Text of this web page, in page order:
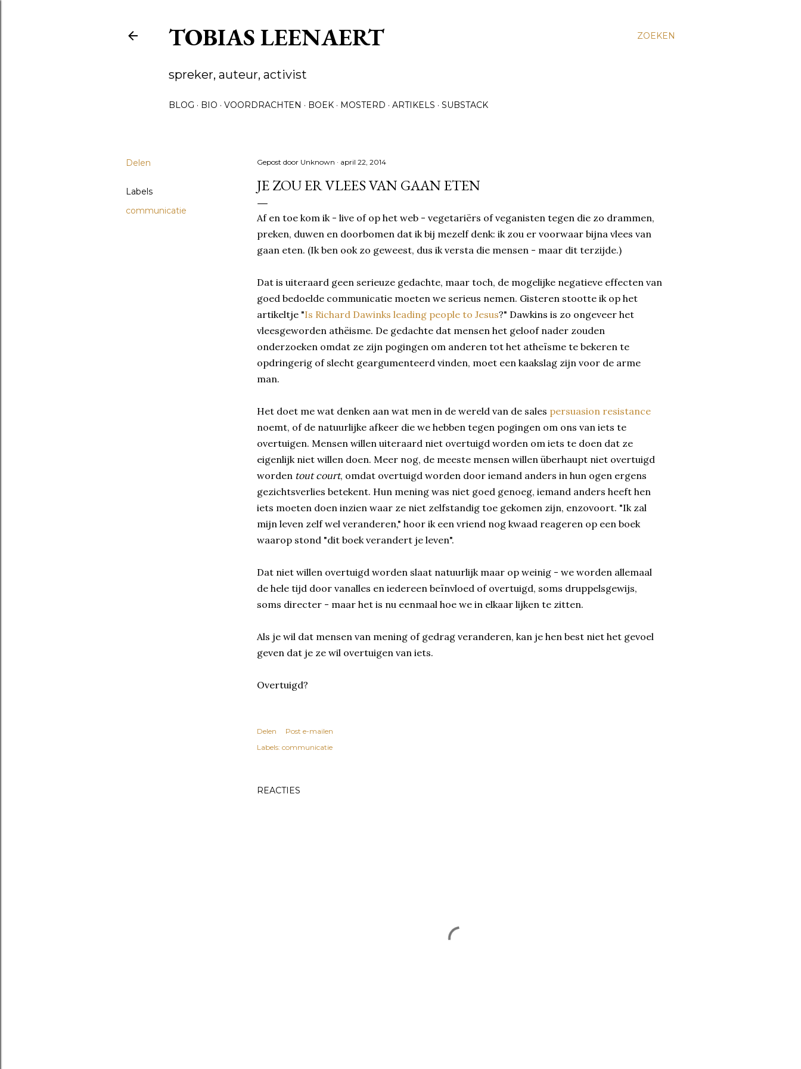
ZOEKEN
TOBIAS LEENAERT
spreker, auteur, activist
BLOG BIO VOORDRACHTEN BOEK MOSTERD ARTIKELS SUBSTACK
Delen
Labels
communicatie
Gepost door Unknown april 22, 2014
JE ZOU ER VLEES VAN GAAN ETEN
Af en toe kom ik - live of op het web - vegetariërs of veganisten tegen die zo drammen,
preken, duwen en doorbomen dat ik bij mezelf denk: ik zou er voorwaar bijna vlees van
gaan eten. (Ik ben ook zo geweest, dus ik versta die mensen - maar dit terzijde.)
Dat is uiteraard geen serieuze gedachte, maar toch, de mogelijke negatieve effecten van
goed bedoelde communicatie moeten we serieus nemen. Gisteren stootte ik op het
artikeltje "Is Richard Dawinks leading people to Jesus?" Dawkins is zo ongeveer het
vleesgeworden athëisme. De gedachte dat mensen het geloof nader zouden
onderzoeken omdat ze zijn pogingen om anderen tot het atheïsme te bekeren te
opdringerig of slecht geargumenteerd vinden, moet een kaakslag zijn voor de arme
man.
Het doet me wat denken aan wat men in de wereld van de sales persuasion resistance
noemt, of de natuurlijke afkeer die we hebben tegen pogingen om ons van iets te
overtuigen. Mensen willen uiteraard niet overtuigd worden om iets te doen dat ze
eigenlijk niet willen doen. Meer nog, de meeste mensen willen überhaupt niet overtuigd
worden tout court, omdat overtuigd worden door iemand anders in hun ogen ergens
gezichtsverlies betekent. Hun mening was niet goed genoeg, iemand anders heeft hen
iets moeten doen inzien waar ze niet zelfstandig toe gekomen zijn, enzovoort. "Ik zal
mijn leven zelf wel veranderen," hoor ik een vriend nog kwaad reageren op een boek
waarop stond "dit boek verandert je leven".
Dat niet willen overtuigd worden slaat natuurlijk maar op weinig - we worden allemaal
de hele tijd door vanalles en iedereen beïnvloed of overtuigd, soms druppelsgewijs,
soms directer - maar het is nu eenmaal hoe we in elkaar lijken te zitten.
Als je wil dat mensen van mening of gedrag veranderen, kan je hen best niet het gevoel
geven dat je ze wil overtuigen van iets.
Overtuigd?
Delen
Post e-mailen
Labels: communicatie
REACTIES